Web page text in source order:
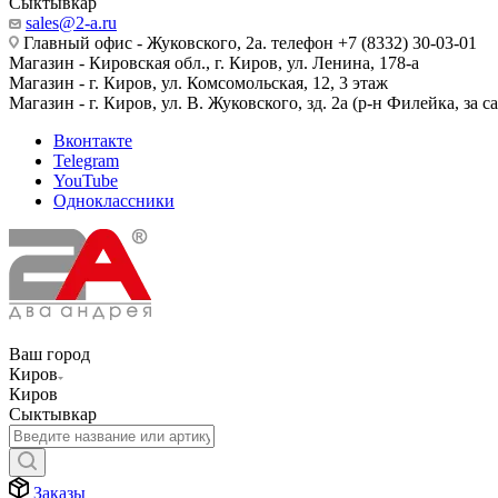
sales@2-a.ru
Главный офис - Жуковского, 2а. телефон +7 (8332) 30-03-01
Магазин - Кировская обл., г. Киров, ул. Ленина, 178-а
Магазин - г. Киров, ул. Комсомольская, 12, 3 этаж
Магазин - г. Киров, ул. В. Жуковского, зд. 2а (р-н Филейка, за
Вконтакте
Telegram
YouTube
Одноклассники
Ваш город
Киров
Киров
Сыктывкар
Заказы